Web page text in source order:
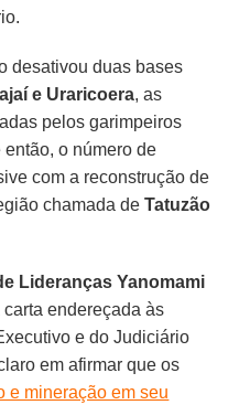
desativou duas bases
e Uraricoera, as
pelos garimpeiros
o número de
com a reconstrução de
chamada deTatuzão
Lideranças Yanomami
endereçada às
e do Judiciário
em afirmar que os
e mineração em seu